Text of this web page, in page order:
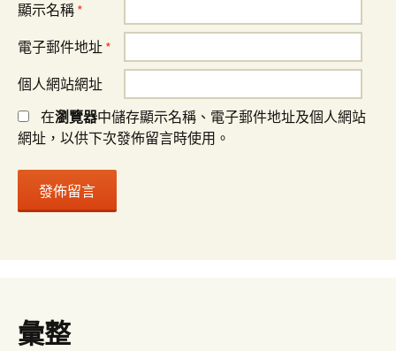
顯示名稱 *
電子郵件地址 *
個人網站網址
在瀏覽器中儲存顯示名稱、電子郵件地址及個人網站
網址，以供下次發佈留言時使用。
彙整